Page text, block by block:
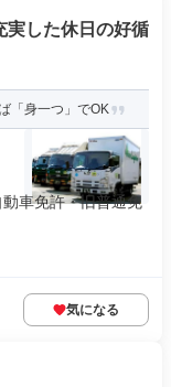
実した休日の好循
「身一つ」でOK
車免許・旧普通免
気になる